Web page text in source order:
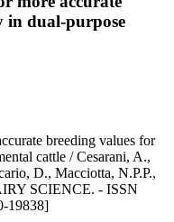
in dual-purpose
breeding values for
cattle / Cesarani, A.,
D., Macciotta, N.P.P.,
SCIENCE. - ISSN
19838]